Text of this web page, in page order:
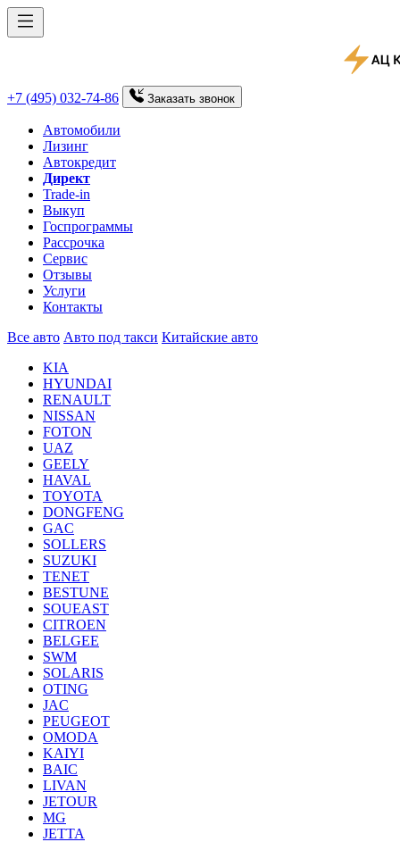
+7 (495) 032-74-86 Заказать звонок
Автомобили
Лизинг
Автокредит
Директ
Trade-in
Выкуп
Госпрограммы
Рассрочка
Сервис
Отзывы
Услуги
Контакты
Все авто Авто под такси Китайские авто
KIA
HYUNDAI
RENAULT
NISSAN
FOTON
UAZ
GEELY
HAVAL
TOYOTA
DONGFENG
GAC
SOLLERS
SUZUKI
TENET
BESTUNE
SOUEAST
CITROEN
BELGEE
SWM
SOLARIS
OTING
JAC
PEUGEOT
OMODA
KAIYI
BAIC
LIVAN
JETOUR
MG
JETTA